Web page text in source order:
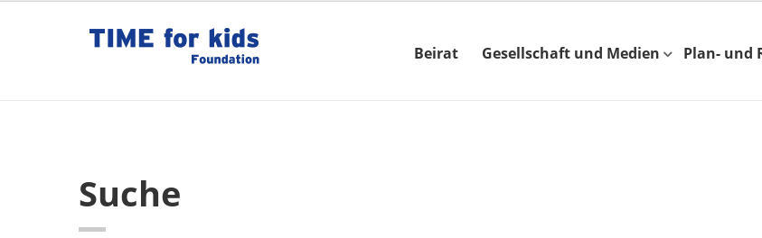
Beirat Gesellschaft und Medien Plan- und
Suche